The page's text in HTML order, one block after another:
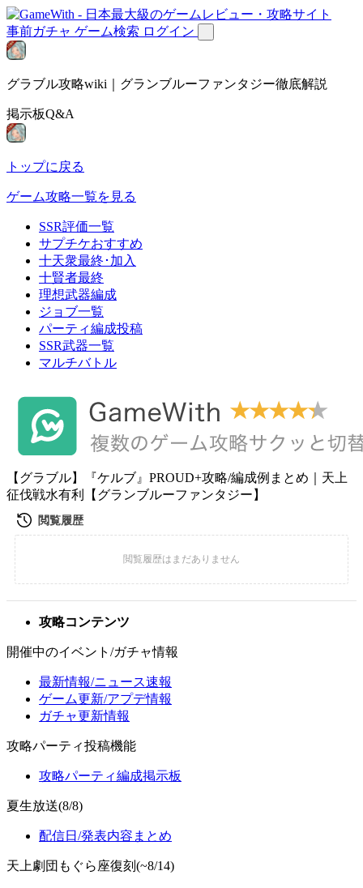
事前ガチャ ゲーム検索 ログイン
グラブル攻略wiki｜グランブルーファンタジー徹底解説
掲示板Q&A
トップに戻る
ゲーム攻略一覧を見る
SSR評価一覧
サプチケおすすめ
十天衆最終･加入
十賢者最終
理想武器編成
ジョブ一覧
パーティ編成投稿
SSR武器一覧
マルチバトル
【グラブル】『ケルブ』PROUD+攻略/編成例まとめ｜天上
征伐戦水有利【グランブルーファンタジー】
攻略コンテンツ
開催中のイベント/ガチャ情報
最新情報/ニュース速報
ゲーム更新/アプデ情報
ガチャ更新情報
攻略パーティ投稿機能
攻略パーティ編成掲示板
夏生放送(8/8)
配信日/発表内容まとめ
天上劇団もぐら座復刻(~8/14)